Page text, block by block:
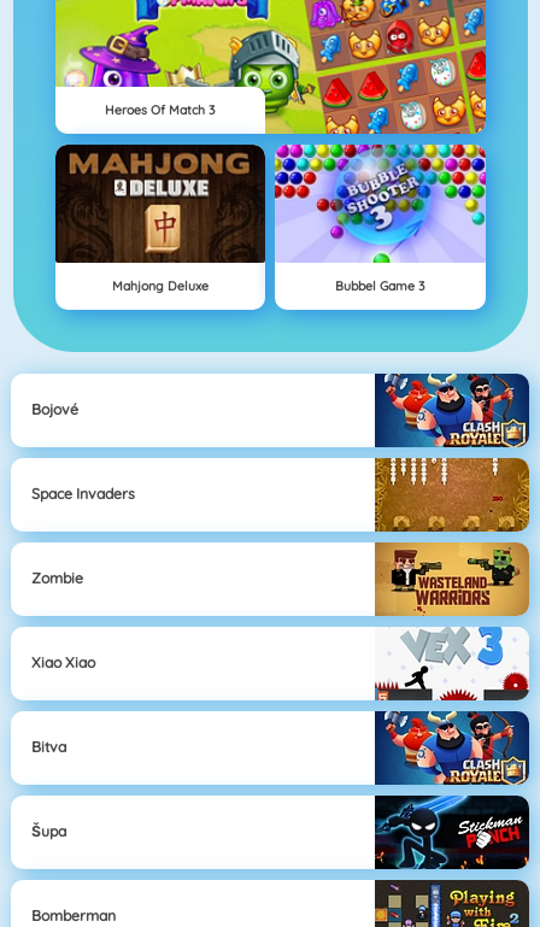
Heroes Of Match 3
Mahjong Deluxe Bubbel Game 3
Bojové
Space Invaders
Zombie
Xiao Xiao
Bitva
Šupa
Bomberman